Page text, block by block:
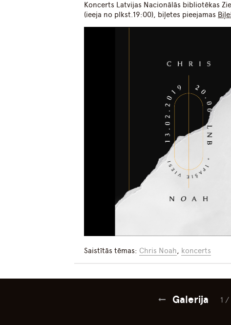
Koncerts Latvijas Nacionālās bibliotēkas
(ieeja no plkst.19:00), biļetes pieejamas
Saistītās tēmas: Chris Noah, koncerts
Galerija 1 /